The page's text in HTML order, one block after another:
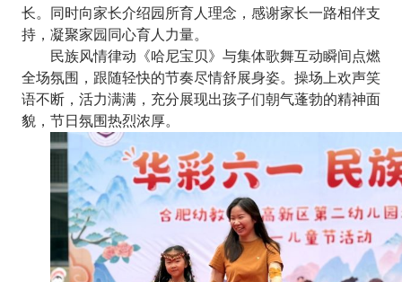
长。同时向家长介绍园所育人理念，感谢家长一路相伴支
持，凝聚家园同心育人力量。
民族风情律动《哈尼宝贝》与集体歌舞互动瞬间点燃
全场氛围，跟随轻快的节奏尽情舒展身姿。操场上欢声笑
语不断，活力满满，充分展现出孩子们朝气蓬勃的精神面
貌，节日氛围热烈浓厚。